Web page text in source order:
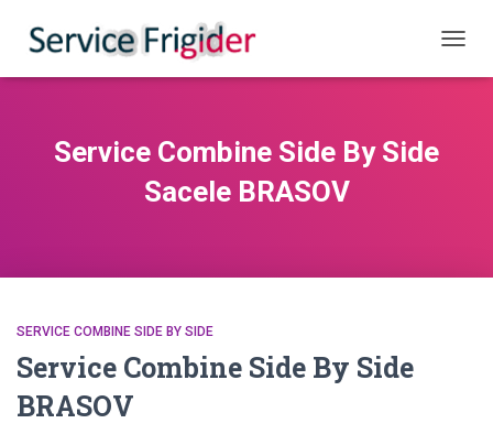
Service Combine Side By Side
Sacele BRASOV
SERVICE COMBINE SIDE BY SIDE
Service Combine Side By Side
BRASOV